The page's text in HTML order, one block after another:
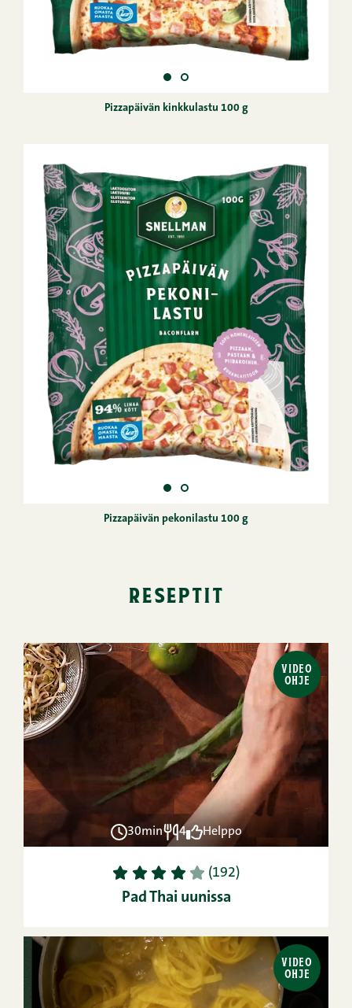
Pizzapäivän kinkkulastu 100 g
Pizzapäivän pekonilastu 100 g
reseptit
VIDEO
OHJE
30min 4 Helppo
1 2 3 4 5 (192)
Pad Thai uunissa
VIDEO
OHJE